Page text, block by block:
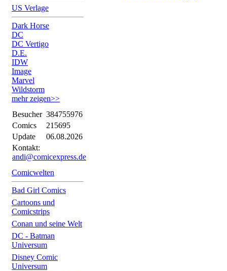
US Verlage
Dark Horse
DC
DC Vertigo
D.E.
IDW
Image
Marvel
Wildstorm
mehr zeigen>>
Besucher 384755976
Comics
215695
Update
06.08.2026
Kontakt:
andi@comicexpress.de
Comicwelten
Bad Girl Comics
Cartoons und
Comicstrips
Conan und seine Welt
DC - Batman
Universum
Disney Comic
Universum